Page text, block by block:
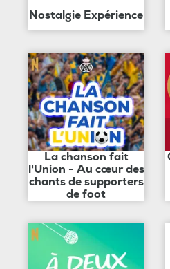
Nostalgie Expérience
La chanson fait
l'Union - Au cœur des
chants de supporters
de foot